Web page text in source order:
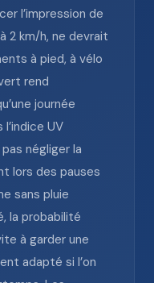
l’impression de
2 km/h, ne devrait
à pied, à vélo
rend
journée
UV
négliger la
lors des pauses
sans pluie
la probabilité
à garder une
adapté si l’on